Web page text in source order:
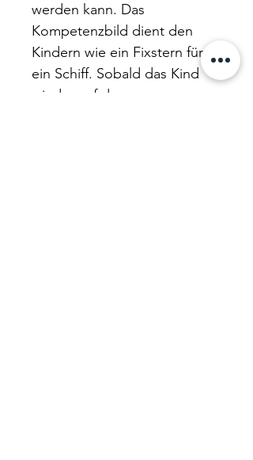
werden kann. Das
Kompetenzbild dient den
Kindern wie ein Fixstern für
ein Schiff. Sobald das Kind
wieder auf das